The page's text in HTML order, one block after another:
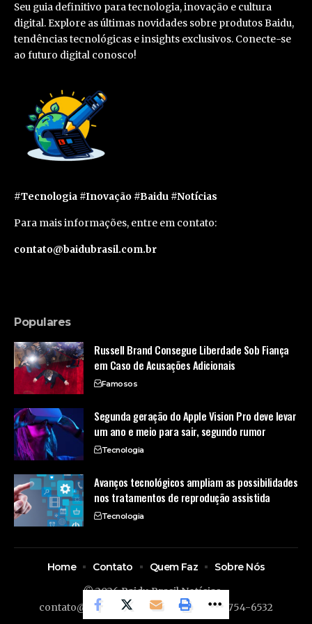
Seu guia definitivo para tecnologia, inovação e cultura
digital. Explore as últimas novidades sobre produtos Baidu,
tendências tecnológicas e insights exclusivos. Conecte-se
ao futuro digital conosco!
#Tecnologia #Inovação #Baidu #Notícias
Para mais informações, entre em contato:
contato@baidubrasil.com.br
Populares
Russell Brand Consegue Liberdade Sob Fiança
em Caso de Acusações Adicionais
Famosos
Segunda geração do Apple Vision Pro deve levar
um ano e meio para sair, segundo rumor
Tecnologia
Avanços tecnológicos ampliam as possibilidades
nos tratamentos de reprodução assistida
Tecnologia
© 2026 Baidu Brasil Notícias -
contato@baidubrasil.com.br - tel.(11)91754-6532
Home Contato Quem Faz Sobre Nós